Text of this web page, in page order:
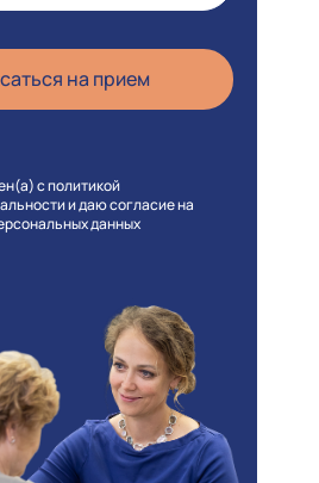
с политикой
и даю согласие на
данных